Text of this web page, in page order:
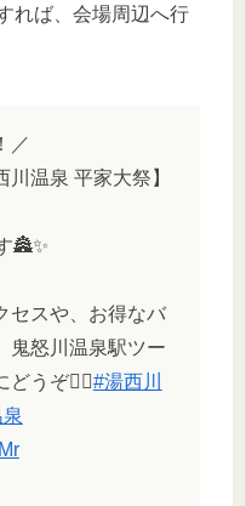
れば、会場周辺へ行
／
温泉 平家大祭】
🏯✨
セスや、お得なバ
鬼怒川温泉駅ツー
どうぞ💁‍♀️#湯西川